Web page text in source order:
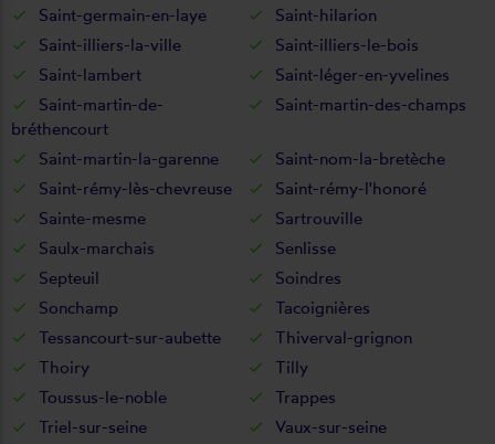
Saint-germain-en-laye
Saint-hilarion
Saint-illiers-la-ville
Saint-illiers-le-bois
Saint-lambert
Saint-léger-en-yvelines
Saint-martin-de-
bréthencourt
Saint-martin-des-champs
Saint-martin-la-garenne
Saint-nom-la-bretèche
Saint-rémy-lès-chevreuse
Saint-rémy-l'honoré
Sainte-mesme
Sartrouville
Saulx-marchais
Senlisse
Septeuil
Soindres
Sonchamp
Tacoignières
Tessancourt-sur-aubette
Thiverval-grignon
Thoiry
Tilly
Toussus-le-noble
Trappes
Triel-sur-seine
Vaux-sur-seine